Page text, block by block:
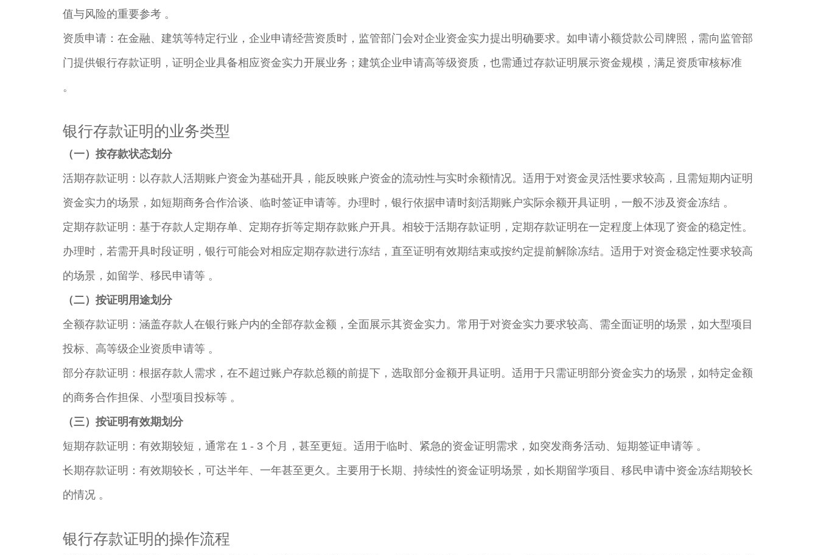
值与风险的重要参考 。​
资质申请：在金融、建筑等特定行业，企业申请经营资质时，监管部门会对企业资金实力提出明确要求。如申请小额贷款公司牌照，需向监管部
门提供银行存款证明，证明企业具备相应资金实力开展业务；建筑企业申请高等级资质，也需通过存款证明展示资金规模，满足资质审核标准
。​
银行存款证明的业务类型​
（一）按存款状态划分​
活期存款证明：以存款人活期账户资金为基础开具，能反映账户资金的流动性与实时余额情况。适用于对资金灵活性要求较高，且需短期内证明
资金实力的场景，如短期商务合作洽谈、临时签证申请等。办理时，银行依据申请时刻活期账户实际余额开具证明，一般不涉及资金冻结 。​
定期存款证明：基于存款人定期存单、定期存折等定期存款账户开具。相较于活期存款证明，定期存款证明在一定程度上体现了资金的稳定性。
办理时，若需开具时段证明，银行可能会对相应定期存款进行冻结，直至证明有效期结束或按约定提前解除冻结。适用于对资金稳定性要求较高
的场景，如留学、移民申请等 。​
（二）按证明用途划分​
全额存款证明：涵盖存款人在银行账户内的全部存款金额，全面展示其资金实力。常用于对资金实力要求较高、需全面证明的场景，如大型项目
投标、高等级企业资质申请等 。​
部分存款证明：根据存款人需求，在不超过账户存款总额的前提下，选取部分金额开具证明。适用于只需证明部分资金实力的场景，如特定金额
的商务合作担保、小型项目投标等 。​
（三）按证明有效期划分​
短期存款证明：有效期较短，通常在 1 - 3 个月，甚至更短。适用于临时、紧急的资金证明需求，如突发商务活动、短期签证申请等 。​
长期存款证明：有效期较长，可达半年、一年甚至更久。主要用于长期、持续性的资金证明场景，如长期留学项目、移民申请中资金冻结期较长
的情况 。​
银行存款证明的操作流程​